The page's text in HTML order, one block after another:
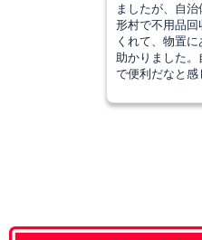
ましたが、自
形村で不用品回
くれて、物置
助かりました
で便利だなと感